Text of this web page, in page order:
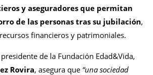
y aseguradores que permitan
de las personas tras su jubilación,
financieros y patrimoniales.
de la Fundación Edad&Vida,
Rovira, asegura que “una sociedad